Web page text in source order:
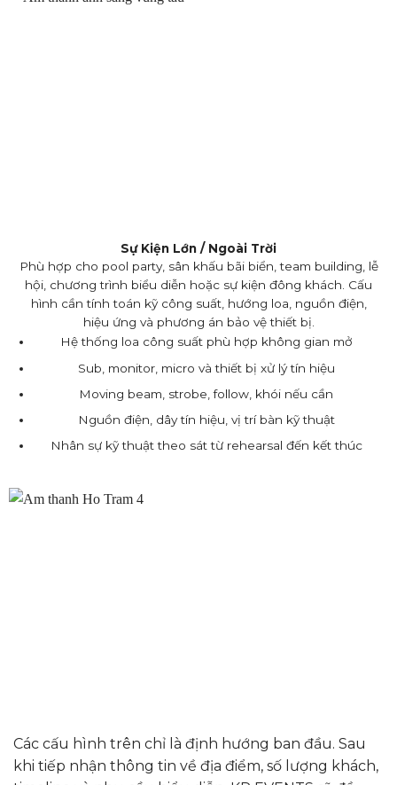
Sự Kiện Lớn / Ngoài Trời
Phù hợp cho pool party, sân khấu bãi biển, team building, lễ
hội, chương trình biểu diễn hoặc sự kiện đông khách. Cấu
hình cần tính toán kỹ công suất, hướng loa, nguồn điện,
hiệu ứng và phương án bảo vệ thiết bị.
Hệ thống loa công suất phù hợp không gian mở
Sub, monitor, micro và thiết bị xử lý tín hiệu
Moving beam, strobe, follow, khói nếu cần
Nguồn điện, dây tín hiệu, vị trí bàn kỹ thuật
Nhân sự kỹ thuật theo sát từ rehearsal đến kết thúc
Các cấu hình trên chỉ là định hướng ban đầu. Sau
khi tiếp nhận thông tin về địa điểm, số lượng khách,